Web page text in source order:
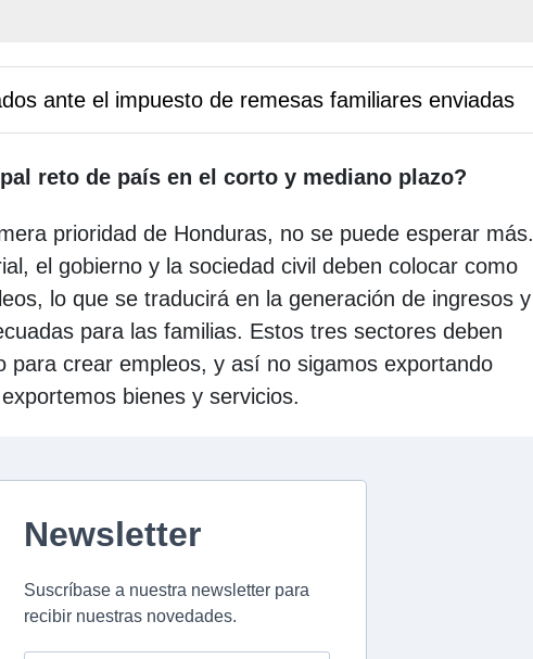
ante el impuesto de remesas familiares enviadas
reto de país en el corto y mediano plazo?
prioridad de Honduras, no se puede esperar más.
el gobierno y la sociedad civil deben colocar como
lo que se traducirá en la generación de ingresos y
para las familias. Estos tres sectores deben
para crear empleos, y así no sigamos exportando
bienes y servicios.